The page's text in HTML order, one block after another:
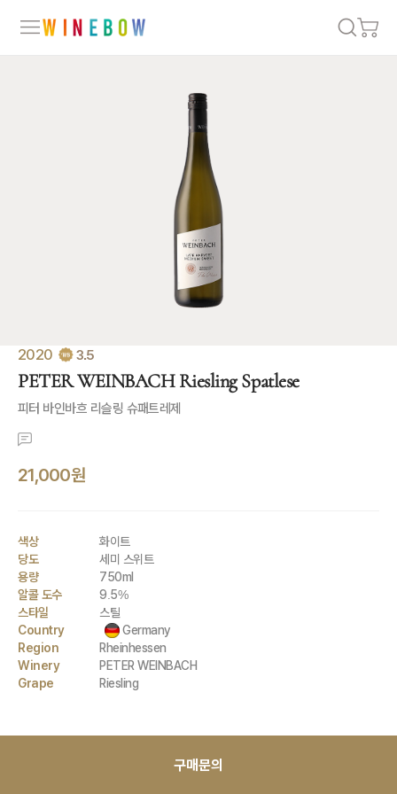
2020 3.5
PETER WEINBACH Riesling Spatlese
피터 바인바흐 리슬링 슈패트레제
21,000원
색상
화이트
당도
세미 스위트
용량
750ml
알콜 도수
9.5%
스타일
스틸
Country
Germany
Region
Rheinhessen
Winery
PETER WEINBACH
Grape
Riesling
구매문의